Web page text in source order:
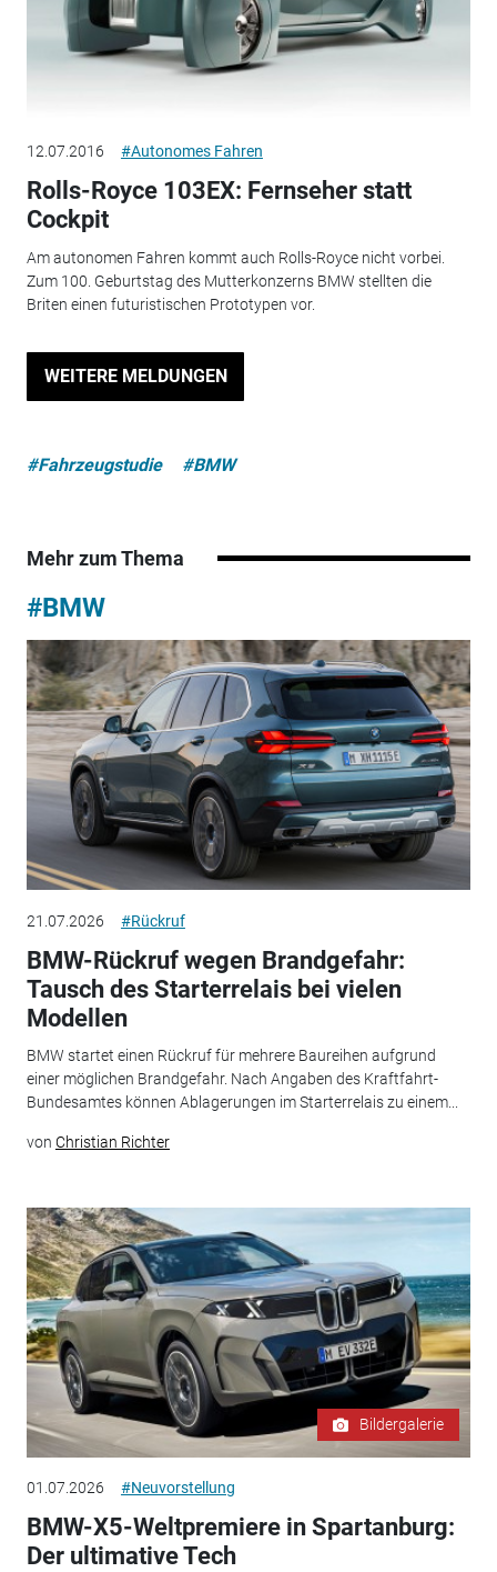
12.07.2016 #Autonomes Fahren
Rolls-Royce 103EX: Fernseher statt
Cockpit
Am autonomen Fahren kommt auch Rolls-Royce nicht vorbei.
Zum 100. Geburtstag des Mutterkonzerns BMW stellten die
Briten einen futuristischen Prototypen vor.
WEITERE MELDUNGEN
#Fahrzeugstudie #BMW
Mehr zum Thema
#BMW
21.07.2026 #Rückruf
BMW-Rückruf wegen Brandgefahr:
Tausch des Starterrelais bei vielen
Modellen
BMW startet einen Rückruf für mehrere Baureihen aufgrund
einer möglichen Brandgefahr. Nach Angaben des Kraftfahrt-
Bundesamtes können Ablagerungen im Starterrelais zu einem...
von Christian Richter
Bildergalerie
01.07.2026 #Neuvorstellung
BMW-X5-Weltpremiere in Spartanburg:
Der ultimative Tech